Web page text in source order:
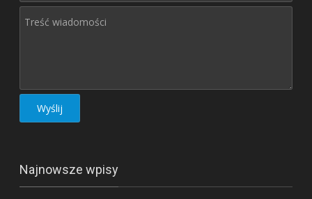
Najnowsze wpisy